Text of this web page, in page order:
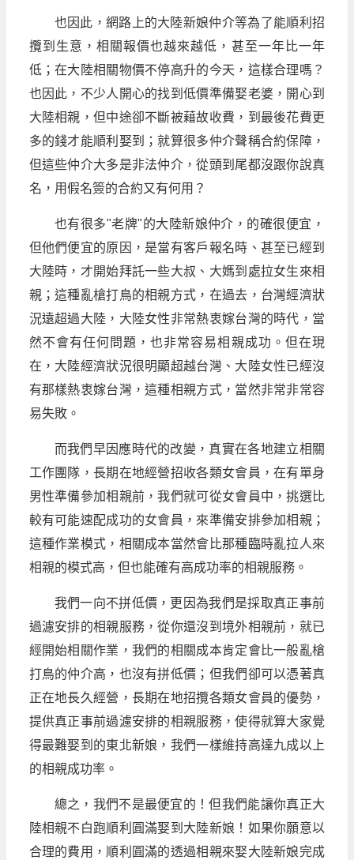
也因此，網路上的大陸新娘仲介等為了能順利招
攬到生意，相關報價也越來越低，甚至一年比一年
低；在大陸相關物價不停高升的今天，這樣合理嗎？
也因此，不少人開心的找到低價準備娶老婆，開心到
大陸相親，但中途卻不斷被藉故收費，到最後花費更
多的錢才能順利娶到；就算很多仲介聲稱合約保障，
但這些仲介大多是非法仲介，從頭到尾都沒跟你說真
名，用假名簽的合約又有何用？
也有很多"老牌"的大陸新娘仲介，的確很便宜，
但他們便宜的原因，是當有客戶報名時、甚至已經到
大陸時，才開始拜託一些大叔、大媽到處拉女生來相
親；這種亂槍打鳥的相親方式，在過去，台灣經濟狀
況遠超過大陸，大陸女性非常熱衷嫁台灣的時代，當
然不會有任何問題，也非常容易相親成功。但在現
在，大陸經濟狀況很明顯超越台灣、大陸女性已經沒
有那樣熱衷嫁台灣，這種相親方式，當然非常非常容
易失敗。
而我們早因應時代的改變，真實在各地建立相關
工作團隊，長期在地經營招收各類女會員，在有單身
男性準備參加相親前，我們就可從女會員中，挑選比
較有可能速配成功的女會員，來準備安排參加相親；
這種作業模式，相關成本當然會比那種臨時亂拉人來
相親的模式高，但也能確有高成功率的相親服務。
我們一向不拼低價，更因為我們是採取真正事前
過濾安排的相親服務，從你還沒到境外相親前，就已
經開始相關作業，我們的相關成本肯定會比一般亂槍
打鳥的仲介高，也沒有拼低價；但我們卻可以憑著真
正在地長久經營，長期在地招攬各類女會員的優勢，
提供真正事前過濾安排的相親服務，使得就算大家覺
得最難娶到的東北新娘，我們一樣維持高達九成以上
的相親成功率。
總之，我們不是最便宜的！但我們能讓你真正大
陸相親不白跑順利圓滿娶到大陸新娘！如果你願意以
合理的費用，順利圓滿的透過相親來娶大陸新娘完成